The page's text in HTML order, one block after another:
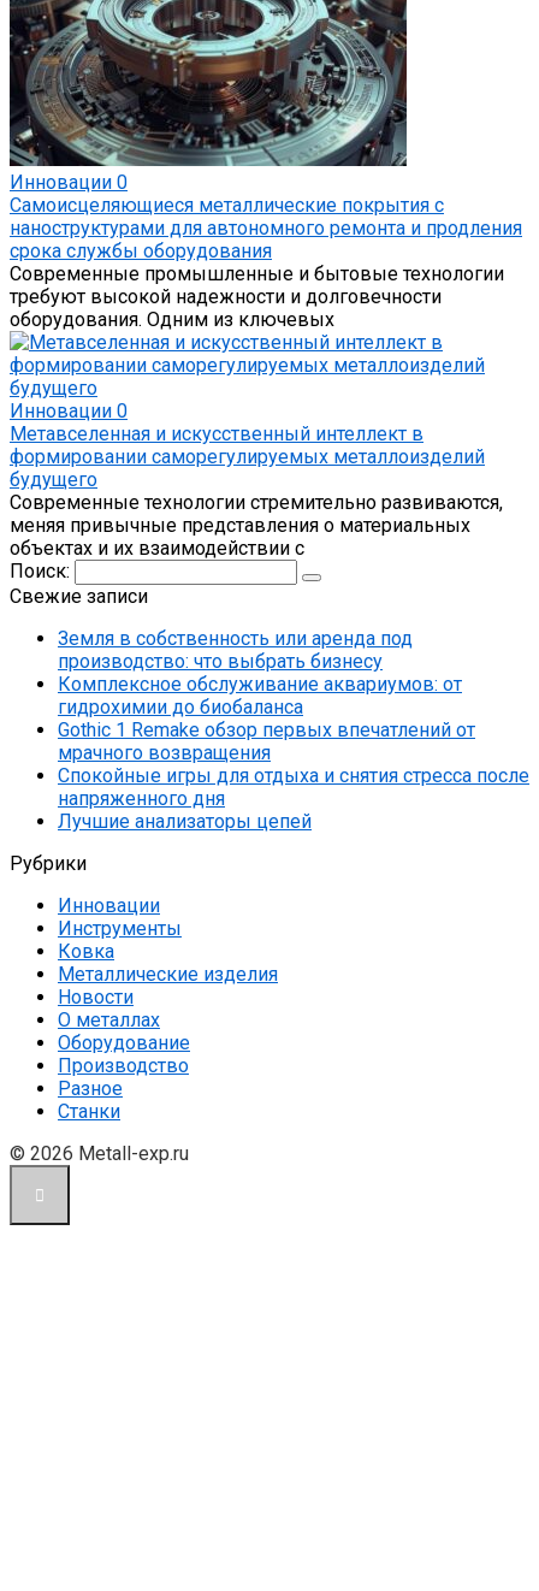
Инновации 0
Самоисцеляющиеся металлические покрытия с
наноструктурами для автономного ремонта и продления
срока службы оборудования
Современные промышленные и бытовые технологии
требуют высокой надежности и долговечности
оборудования. Одним из ключевых
Инновации 0
Метавселенная и искусственный интеллект в
формировании саморегулируемых металлоизделий
будущего
Современные технологии стремительно развиваются,
меняя привычные представления о материальных
объектах и их взаимодействии с
Поиск:
Свежие записи
Земля в собственность или аренда под
производство: что выбрать бизнесу
Комплексное обслуживание аквариумов: от
гидрохимии до биобаланса
Gothic 1 Remake обзор первых впечатлений от
мрачного возвращения
Спокойные игры для отдыха и снятия стресса после
напряженного дня
Лучшие анализаторы цепей
Рубрики
Инновации
Инструменты
Ковка
Металлические изделия
Новости
О металлах
Оборудование
Производство
Разное
Станки
© 2026 Metall-exp.ru